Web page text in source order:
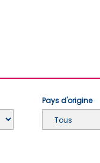
Pays d'origine